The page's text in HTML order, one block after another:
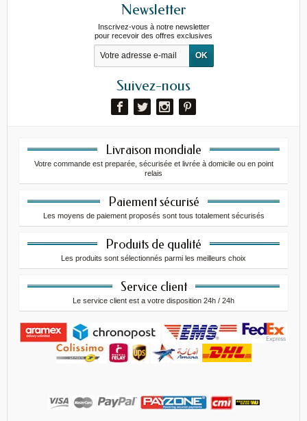
Newsletter
Inscrivez-vous à notre newsletter
pour recevoir des offres exclusives
Suivez-nous
Livraison mondiale
Votre commande est preparée, sécurisée et livrée à domicile ou en point
relais
Paiement sécurisé
Les moyens de paiement proposés sont tous totalement sécurisés
Produits de qualité
Les produits sont sélectionnés parmi les meilleurs choix
Service client
Le service client est a votre disposition 24h / 24h